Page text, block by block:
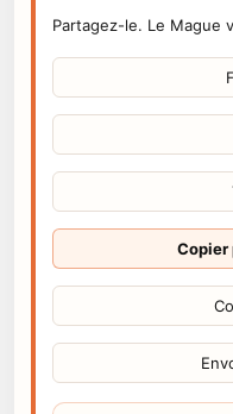
Partagez-le. Le Mague
Copier